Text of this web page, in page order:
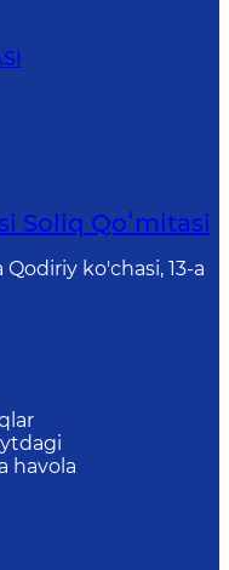
Soliq Qoʻmitasi
ko'chasi, 13-a
havola